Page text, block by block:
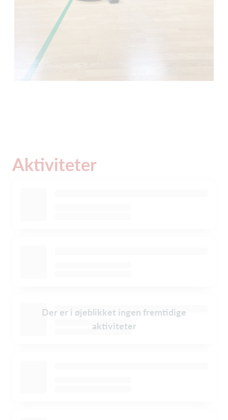
Aktiviteter
Der er i øjeblikket ingen fremtidige
aktiviteter